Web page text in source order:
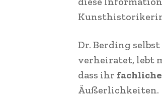
Dr. Berding
verheiratet, lebt
dass ihr
Äußerlichkeiten.